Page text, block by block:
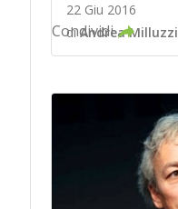
22 Giu 2016
diAndrea Milluzzi
Condividi